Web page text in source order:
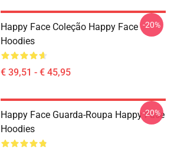
Happy Face Coleção Happy Face
Hoodies
€ 39,51 - € 45,95
-20%
Happy Face Guarda-Roupa Happy Face
Hoodies
-20%